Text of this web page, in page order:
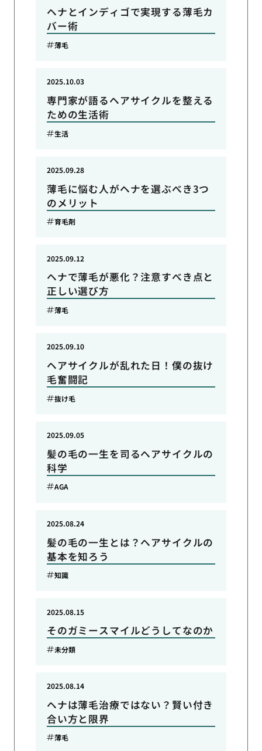
ヘナとインディゴで実現する薄毛カ
バー術
薄毛
専門家が語るヘアサイクルを整える
ための生活術
2025.10.03
生活
薄毛に悩む人がヘナを選ぶべき3つ
のメリット
2025.09.28
育毛剤
ヘナで薄毛が悪化？注意すべき点と
正しい選び方
2025.09.12
薄毛
ヘアサイクルが乱れた日！僕の抜け
毛奮闘記
2025.09.10
抜け毛
髪の毛の一生を司るヘアサイクルの
科学
2025.09.05
AGA
髪の毛の一生とは？ヘアサイクルの
基本を知ろう
2025.08.24
知識
そのガミースマイルどうしてなのか
2025.08.15
未分類
ヘナは薄毛治療ではない？賢い付き
合い方と限界
2025.08.14
薄毛